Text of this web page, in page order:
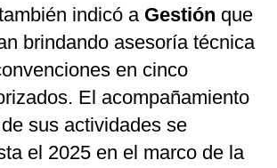
indicó a Gestión que
brindando asesoría técnica
en cinco
El acompañamiento
sus actividades se
el 2025 en el marco de la